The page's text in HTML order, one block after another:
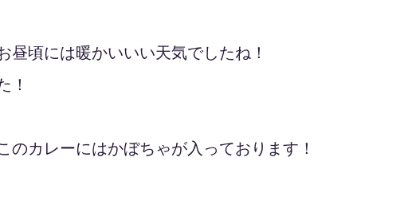
頃には暖かいいい天気でしたね！
！
カレーにはかぼちゃが入っております！